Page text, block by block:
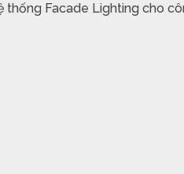
thống Facade Lighting cho